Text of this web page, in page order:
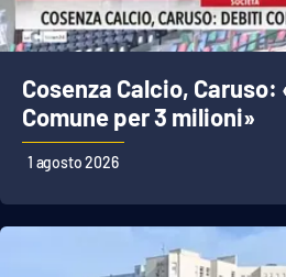
Cosenza Calcio,
Comune per 3 milioni»
1 agosto 2026